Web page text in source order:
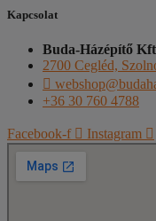
Kapcsolat
Buda-Házépítő
2700 Cegléd,
+36 30 760 4788
Facebook-f Instagram